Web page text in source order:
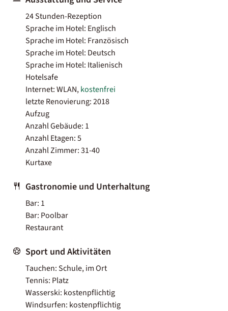
24 Stunden-Rezeption
Sprache im Hotel: Englisch
Sprache im Hotel: Französisch
Sprache im Hotel: Deutsch
Sprache im Hotel: Italienisch
Hotelsafe
Internet: WLAN,kostenfrei
letzte Renovierung: 2018
Aufzug
Anzahl Gebäude: 1
Anzahl Etagen: 5
Anzahl Zimmer: 31-40
Kurtaxe
Gastronomie und Unterhaltung
Bar: 1
Bar: Poolbar
Restaurant
Sport und Aktivitäten
Tauchen: Schule, im Ort
Tennis: Platz
Wasserski: kostenpflichtig
Windsurfen: kostenpflichtig